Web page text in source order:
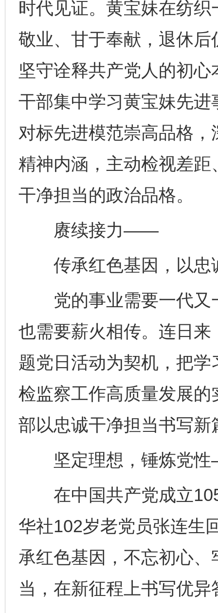
时代见证。黄宝妹在纺
敬业、甘于奉献，退休
坚守诠释共产党人的初
干部集中学习黄宝妹先
对标先进模范崇高品格
精神内涵，主动检视差
干净担当的政治品格。
赓续接力——
传承红色基因，以忠
党的事业需要一代又
也需要薪火相传。连日来
题党日活动为契机，把
检监察工作高质量发展
部以忠诚干净担当书写
坚定理想，锤炼党
在中国共产党成立105
华社102岁老党员张连生
承红色基因，不忘初心
当，在新征程上书写优异